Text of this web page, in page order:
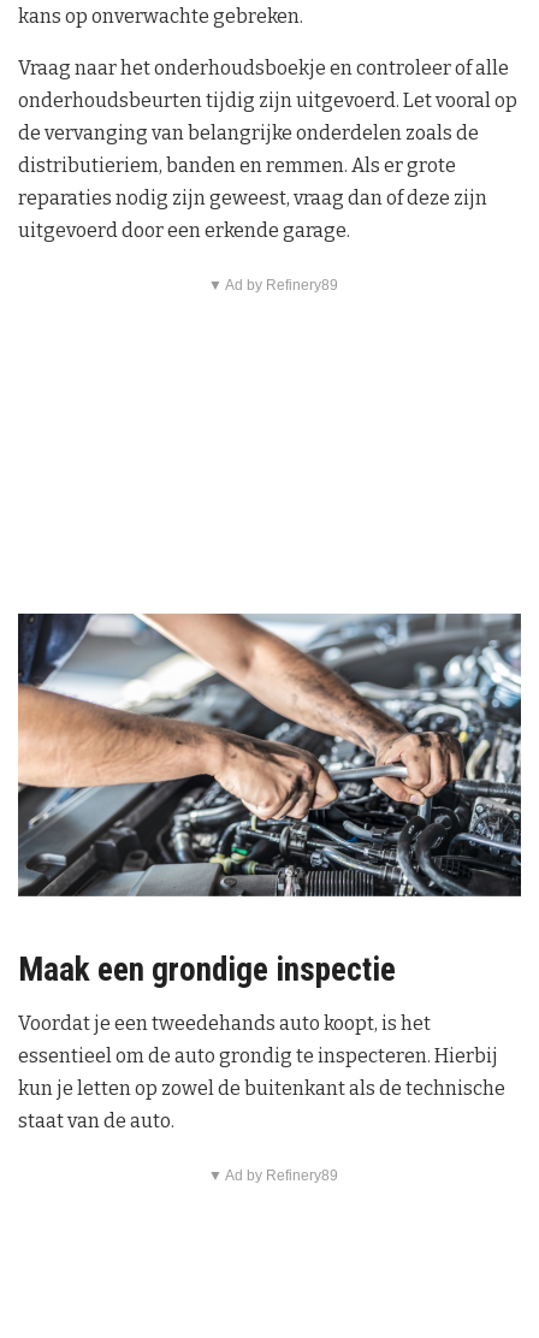
kans op onverwachte gebreken.
Vraag naar het onderhoudsboekje en controleer of alle
onderhoudsbeurten tijdig zijn uitgevoerd. Let vooral op
de vervanging van belangrijke onderdelen zoals de
distributieriem, banden en remmen. Als er grote
reparaties nodig zijn geweest, vraag dan of deze zijn
uitgevoerd door een erkende garage.
▼ Ad by Refinery89
Maak een grondige inspectie
Voordat je een tweedehands auto koopt, is het
essentieel om de auto grondig te inspecteren. Hierbij
kun je letten op zowel de buitenkant als de technische
staat van de auto.
▼ Ad by Refinery89